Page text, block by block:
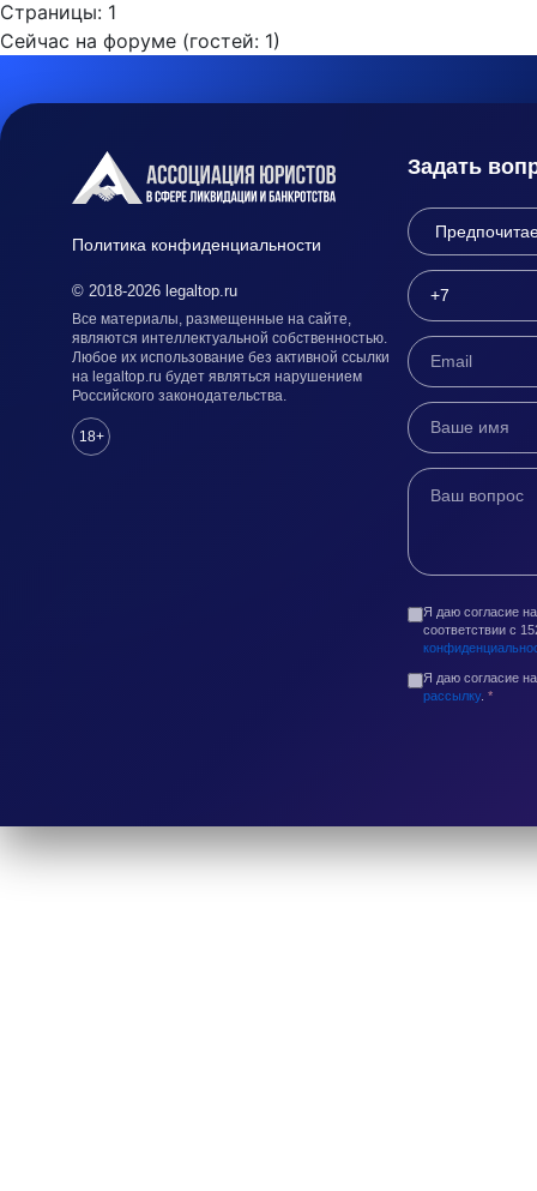
Страницы: 1
Сейчас на форуме (гостей: 1)
Политика конфиденциальности
© 2018-2026 legaltop.ru
Все материалы, размещенные на сайте,
являются интеллектуальной собственностью.
Любое их использование без активной ссылки
на legaltop.ru будет являться нарушением
Российского законодательства.
18+
Задать
Я даю согласие
соответствии с
Я даю согласие
рассылку. *